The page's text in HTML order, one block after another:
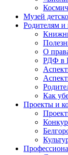
Музей
Родителям и
О
РДФ в
Как
Проекты и